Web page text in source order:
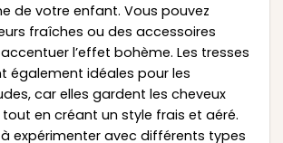
de votre enfant. Vous pouvez
fraîches ou des accessoires
l’effet bohème. Les tresses
également idéales pour les
car elles gardent les cheveux
en créant un style frais et aéré.
à expérimenter avec différents types